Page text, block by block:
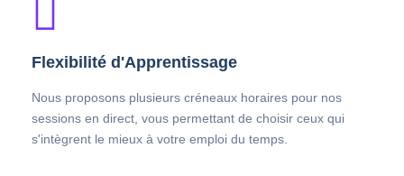
Flexibilité d'Apprentissage
Nous proposons plusieurs créneaux horaires pour nos
sessions en direct, vous permettant de choisir ceux qui
s'intègrent le mieux à votre emploi du temps.